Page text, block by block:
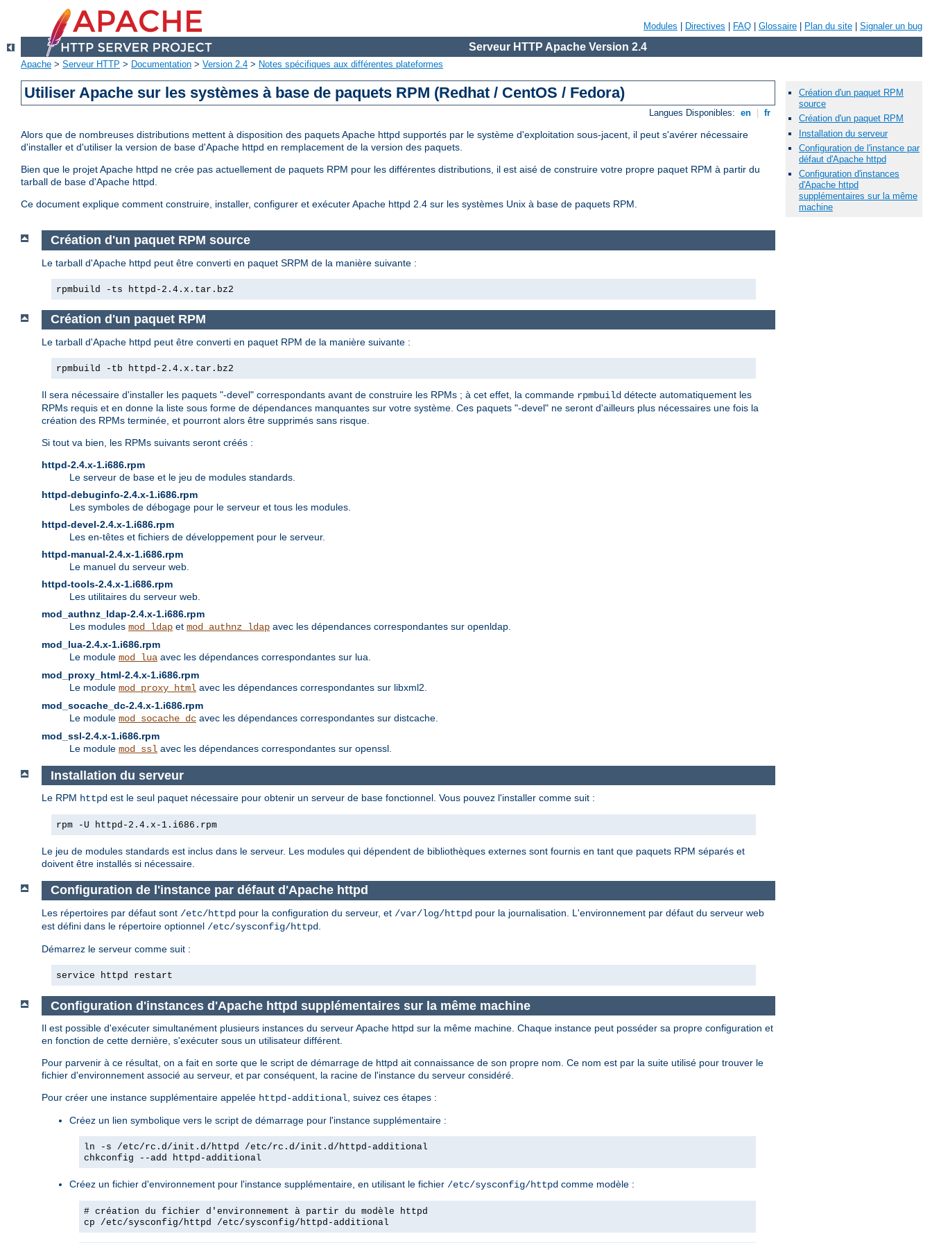
Modules Directives FAQ Glossaire Plan du site Signaler un bug
Serveur HTTP Apache Version 2.4
Apache > Serveur HTTP > Documentation > Version 2.4 > Notes spécifiques aux différentes plateformes
Utiliser Apache sur les systèmes à base de paquets RPM (Redhat / CentOS / Fedora)
Langues Disponibles: en fr
Alors que de nombreuses distributions mettent à disposition des paquets Apache httpd supportés par le système d'exploitation sous-jacent, il peut s'avérer nécessaire
d'installer et d'utiliser la version de base d'Apache httpd en remplacement de la version des paquets.
Bien que le projet Apache httpd ne crée pas actuellement de paquets RPM pour les différentes distributions, il est aisé de construire votre propre paquet RPM à partir du
tarball de base d'Apache httpd.
Ce document explique comment construire, installer, configurer et exécuter Apache httpd 2.4 sur les systèmes Unix à base de paquets RPM.
Création d'un paquet RPM source
Le tarball d'Apache httpd peut être converti en paquet SRPM de la manière suivante :
rpmbuild -ts httpd-2.4.x.tar.bz2
Création d'un paquet RPM
Le tarball d'Apache httpd peut être converti en paquet RPM de la manière suivante :
rpmbuild -tb httpd-2.4.x.tar.bz2
Il sera nécessaire d'installer les paquets "-devel" correspondants avant de construire les RPMs ; à cet effet, la commande rpmbuild détecte automatiquement les
RPMs requis et en donne la liste sous forme de dépendances manquantes sur votre système. Ces paquets "-devel" ne seront d'ailleurs plus nécessaires une fois la
création des RPMs terminée, et pourront alors être supprimés sans risque.
Si tout va bien, les RPMs suivants seront créés :
httpd-2.4.x-1.i686.rpm
Le serveur de base et le jeu de modules standards.
httpd-debuginfo-2.4.x-1.i686.rpm
Les symboles de débogage pour le serveur et tous les modules.
httpd-devel-2.4.x-1.i686.rpm
Les en-têtes et fichiers de développement pour le serveur.
httpd-manual-2.4.x-1.i686.rpm
Le manuel du serveur web.
httpd-tools-2.4.x-1.i686.rpm
Les utilitaires du serveur web.
mod_authnz_ldap-2.4.x-1.i686.rpm
Les modules mod_ldap et mod_authnz_ldap avec les dépendances correspondantes sur openldap.
mod_lua-2.4.x-1.i686.rpm
Le module mod_lua avec les dépendances correspondantes sur lua.
mod_proxy_html-2.4.x-1.i686.rpm
Le module mod_proxy_html avec les dépendances correspondantes sur libxml2.
mod_socache_dc-2.4.x-1.i686.rpm
Le module mod_socache_dc avec les dépendances correspondantes sur distcache.
mod_ssl-2.4.x-1.i686.rpm
Le module mod_ssl avec les dépendances correspondantes sur openssl.
Installation du serveur
Le RPM httpd est le seul paquet nécessaire pour obtenir un serveur de base fonctionnel. Vous pouvez l'installer comme suit :
rpm -U httpd-2.4.x-1.i686.rpm
Le jeu de modules standards est inclus dans le serveur. Les modules qui dépendent de bibliothèques externes sont fournis en tant que paquets RPM séparés et
doivent être installés si nécessaire.
Configuration de l'instance par défaut d'Apache httpd
Les répertoires par défaut sont /etc/httpd pour la configuration du serveur, et /var/log/httpd pour la journalisation. L'environnement par défaut du serveur web
est défini dans le répertoire optionnel /etc/sysconfig/httpd
Démarrez le serveur comme suit :
service httpd restart
Configuration d'instances d'Apache httpd supplémentaires sur la même machine
Il est possible d'exécuter simultanément plusieurs instances du serveur Apache httpd sur la même machine. Chaque instance peut posséder sa propre configuration et
en fonction de cette dernière, s'exécuter sous un utilisateur différent.
Pour parvenir à ce résultat, on a fait en sorte que le script de démarrage de httpd ait connaissance de son propre nom. Ce nom est par la suite utilisé pour trouver le
fichier d'environnement associé au serveur, et par conséquent, la racine de l'instance du serveur considéré.
Pour créer une instance supplémentaire appelée httpd-additional, suivez ces étapes :
Créez un lien symbolique vers le script de démarrage pour l'instance supplémentaire :
ln -s /etc/rc.d/init.d/httpd /etc/rc.d/init.d/httpd-additional
chkconfig --add httpd-additional
Créez un fichier d'environnement pour l'instance supplémentaire, en utilisant le fichier /etc/sysconfig/httpd comme modèle :
# création du fichier d'environnement à partir du modèle httpd
cp /etc/sysconfig/httpd /etc/sysconfig/httpd-additional
Création d'un paquet RPM
source
Création d'un paquet RPM
Installation du serveur
Configuration de l'instance par
défaut d'Apache httpd
Configuration d'instances
d'Apache httpd
supplémentaires sur la même
machine